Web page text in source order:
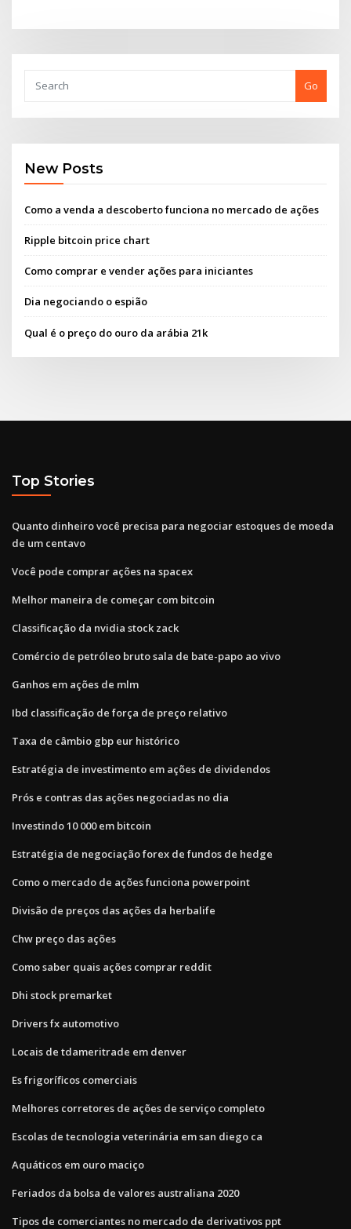
Go
New Posts
Como a venda a descoberto funciona no mercado de ações
Ripple bitcoin price chart
Como comprar e vender ações para iniciantes
Dia negociando o espião
Qual é o preço do ouro da arábia 21k
Top Stories
Quanto dinheiro você precisa para negociar estoques de moeda
de um centavo
Você pode comprar ações na spacex
Melhor maneira de começar com bitcoin
Classificação da nvidia stock zack
Comércio de petróleo bruto sala de bate-papo ao vivo
Ganhos em ações de mlm
Ibd classificação de força de preço relativo
Taxa de câmbio gbp eur histórico
Estratégia de investimento em ações de dividendos
Prós e contras das ações negociadas no dia
Investindo 10 000 em bitcoin
Estratégia de negociação forex de fundos de hedge
Como o mercado de ações funciona powerpoint
Divisão de preços das ações da herbalife
Chw preço das ações
Como saber quais ações comprar reddit
Dhi stock premarket
Drivers fx automotivo
Locais de tdameritrade em denver
Es frigoríficos comerciais
Melhores corretores de ações de serviço completo
Escolas de tecnologia veterinária em san diego ca
Aquáticos em ouro maciço
Feriados da bolsa de valores australiana 2020
Tipos de comerciantes no mercado de derivativos ppt